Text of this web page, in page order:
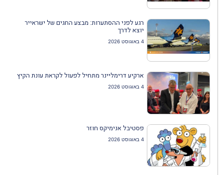
רגע לפני ההסתערות: מבצע החגים של ישראייר
יוצא לדרך
4 באוגוסט 2026
ארקיע דרימליינר מתחיל לפעול לקראת עונת הקיץ
4 באוגוסט 2026
פסטיבל אנימיקס חוזר
4 באוגוסט 2026